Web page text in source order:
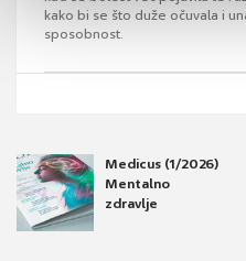
kako bi se što duže očuvala i
sposobnost.
Medicus (1/2026)
Mentalno
zdravlje